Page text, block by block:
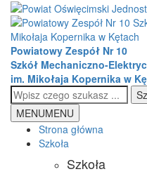
Powiatowy Zespół Nr 10
Szkół Mechaniczno-
im. Mikołaja Kopernika w
MENUMENU
Strona główna
Szkoła
Szkoła